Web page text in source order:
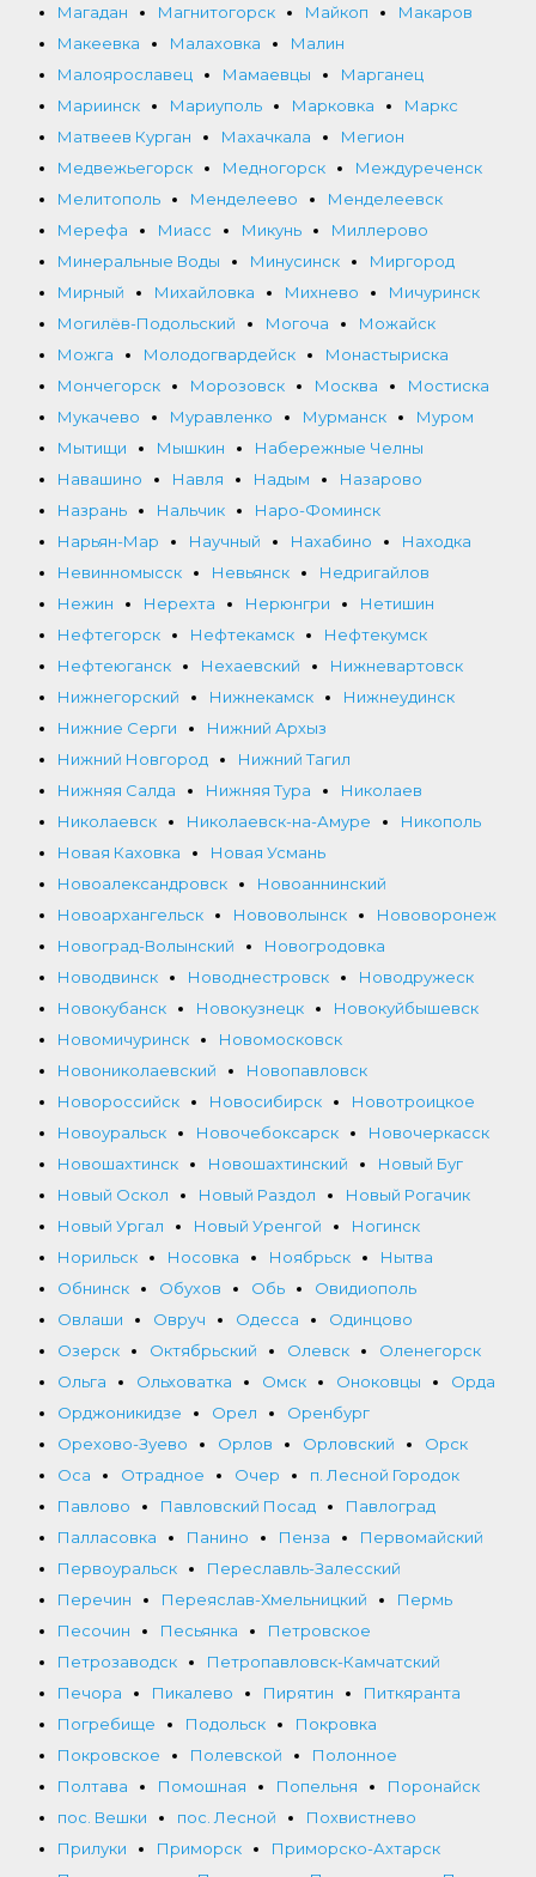
Магадан
Магнитогорск Майкоп
Макаров
Макеевка
Малаховка
Малин
Малоярославец
Мамаевцы
Марганец
Мариинск
Мариуполь Марковка
Маркс
Матвеев Курган
Махачкала
Мегион
Медвежьегорск
Медногорск
Междуреченск
Мелитополь
Менделеево
Менделеевск
Мерефа
Миасс Микунь
Миллерово
Минеральные Воды
Минусинск
Миргород
Мирный
Михайловка Михнево
Мичуринск
Могилёв-Подольский
Могоча
Можайск
Можга
Молодогвардейск
Монастыриска
Мончегорск
Морозовск Москва
Мостиска
Мукачево
Муравленко Мурманск
Муром
Мытищи
Мышкин
Набережные Челны
Навашино
Навля Надым
Назарово
Назрань
Нальчик
Наро-Фоминск
Нарьян-Мар
Научный Нахабино
Находка
Невинномысск
Невьянск
Недригайлов
Нежин
Нерехта Нерюнгри
Нетишин
Нефтегорск
Нефтекамск
Нефтекумск
Нефтеюганск
Нехаевский
Нижневартовск
Нижнегорский
Нижнекамск
Нижнеудинск
Нижние Серги
Нижний Архыз
Нижний Новгород
Нижний Тагил
Нижняя Салда
Нижняя Тура
Николаев
Николаевск
Николаевск-на-Амуре
Никополь
Новая Каховка
Новая Усмань
Новоалександровск
Новоаннинский
Новоархангельск
Нововолынск
Нововоронеж
Новоград-Волынский
Новогродовка
Новодвинск
Новоднестровск
Новодружеск
Новокубанск
Новокузнецк
Новокуйбышевск
Новомичуринск
Новомосковск
Новониколаевский
Новопавловск
Новороссийск
Новосибирск
Новотроицкое
Новоуральск
Новочебоксарск
Новочеркасск
Новошахтинск
Новошахтинский
Новый Буг
Новый Оскол
Новый Раздол
Новый Рогачик
Новый Ургал
Новый Уренгой
Ногинск
Норильск
Носовка Ноябрьск
Нытва
Обнинск
Обухов Обь
Овидиополь
Овлаши
Овруч Одесса
Одинцово
Озерск
Октябрьский Олевск
Оленегорск
Ольга
Ольховатка Омск Оноковцы
Орда
Орджоникидзе
Орел
Оренбург
Орехово-Зуево
Орлов Орловский
Орск
Оса
Отрадное Очер
п. Лесной Городок
Павлово
Павловский Посад
Павлоград
Палласовка
Панино Пенза
Первомайский
Первоуральск
Переславль-Залесский
Перечин
Переяслав-Хмельницкий
Пермь
Песочин
Песьянка
Петровское
Петрозаводск
Петропавловск-Камчатский
Печора
Пикалево Пирятин
Питкяранта
Погребище
Подольск
Покровка
Покровское
Полевской
Полонное
Полтава
Помошная Попельня
Поронайск
пос. Вешки
пос. Лесной
Похвистнево
Прилуки
Приморск
Приморско-Ахтарск